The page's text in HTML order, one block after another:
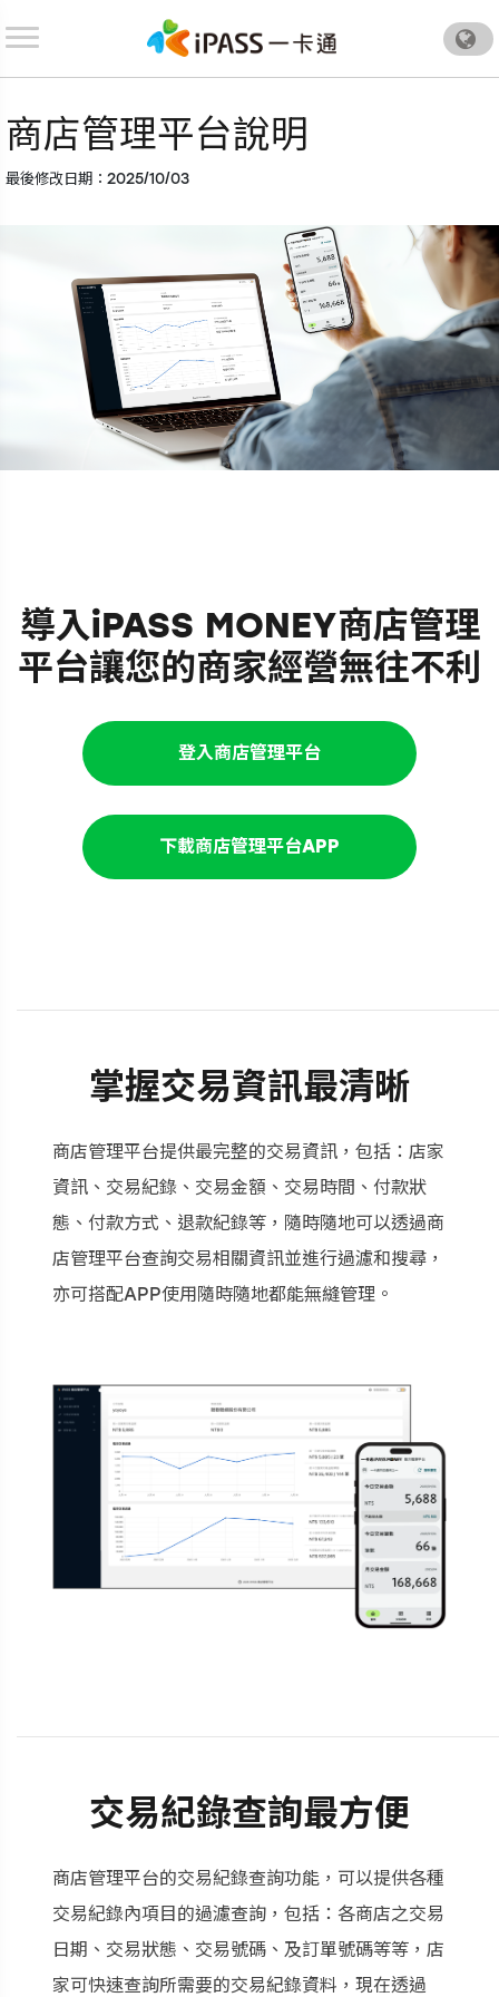
.
商店管理平台說明
最後修改日期：2025/10/03
導入iPASS MONEY商店管理
平台讓您的商家經營無往不利
掌握交易資訊最清晰
商店管理平台提供最完整的交易資訊，包括：店家
資訊、交易紀錄、交易金額、交易時間、付款狀
態、付款方式、退款紀錄等，隨時隨地可以透過商
店管理平台查詢交易相關資訊並進行過濾和搜尋，
亦可搭配APP使用隨時隨地都能無縫管理。
交易紀錄查詢最方便
商店管理平台的交易紀錄查詢功能，可以提供各種
交易紀錄內項目的過濾查詢，包括：各商店之交易
日期、交易狀態、交易號碼、及訂單號碼等等，店
家可快速查詢所需要的交易紀錄資料，現在透過